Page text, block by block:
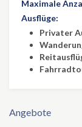
Maximale
Ausflüge:
Privater
Angebote